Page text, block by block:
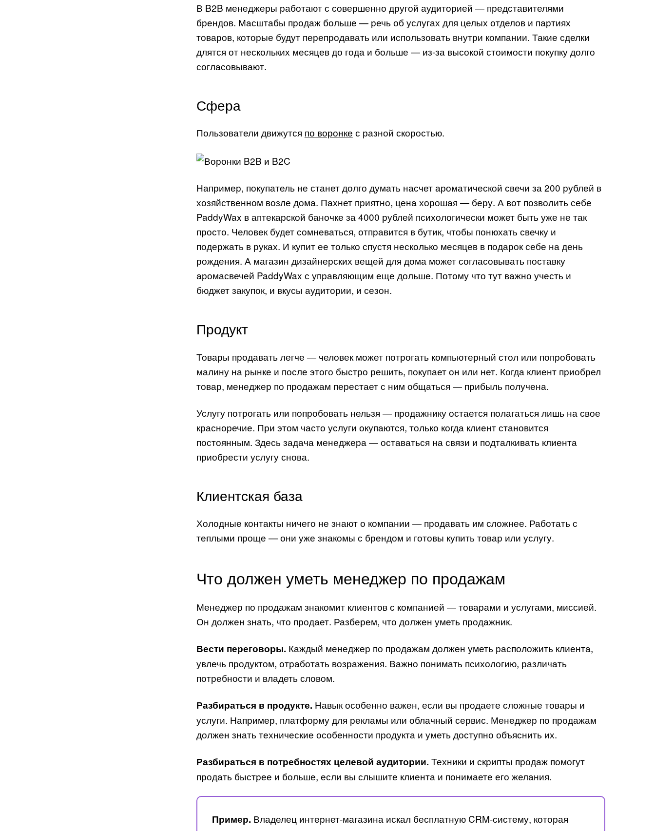
В B2B менеджеры работают с совершенно другой аудиторией — представителями
брендов. Масштабы продаж больше — речь об услугах для целых отделов и партиях
товаров, которые будут перепродавать или использовать внутри компании. Такие сделки
длятся от нескольких месяцев до года и больше — из-за высокой стоимости покупку долго
согласовывают.
Сфера
Пользователи движутся по воронке с разной скоростью.
Например, покупатель не станет долго думать насчет ароматической свечи за 200 рублей в
хозяйственном возле дома. Пахнет приятно, цена хорошая — беру. А вот позволить себе
PaddyWax в аптекарской баночке за 4000 рублей психологически может быть уже не так
просто. Человек будет сомневаться, отправится в бутик, чтобы понюхать свечку и
подержать в руках. И купит ее только спустя несколько месяцев в подарок себе на день
рождения. А магазин дизайнерских вещей для дома может согласовывать поставку
аромасвечей PaddyWax с управляющим еще дольше. Потому что тут важно учесть и
бюджет закупок, и вкусы аудитории, и сезон.
Продукт
Товары продавать легче — человек может потрогать компьютерный стол или попробовать
малину на рынке и после этого быстро решить, покупает он или нет. Когда клиент приобрел
товар, менеджер по продажам перестает с ним общаться — прибыль получена.
Услугу потрогать или попробовать нельзя — продажнику остается полагаться лишь на свое
красноречие. При этом часто услуги окупаются, только когда клиент становится
постоянным. Здесь задача менеджера — оставаться на связи и подталкивать клиента
приобрести услугу снова.
Клиентская база
Холодные контакты ничего не знают о компании — продавать им сложнее. Работать с
теплыми проще — они уже знакомы с брендом и готовы купить товар или услугу.
Что должен уметь менеджер по продажам
Менеджер по продажам знакомит клиентов с компанией — товарами и услугами, миссией.
Он должен знать, что продает. Разберем, что должен уметь продажник.
Вести переговоры. Каждый менеджер по продажам должен уметь расположить клиента,
увлечь продуктом, отработать возражения. Важно понимать психологию, различать
потребности и владеть словом.
Разбираться в продукте. Навык особенно важен, если вы продаете сложные товары и
услуги. Например, платформу для рекламы или облачный сервис. Менеджер по продажам
должен знать технические особенности продукта и уметь доступно объяснить их.
Разбираться в потребностях целевой аудитории. Техники и скрипты продаж помогут
продать быстрее и больше, если вы слышите клиента и понимаете его желания.
Пример. Владелец интернет-магазина искал бесплатную CRM-систему, которая